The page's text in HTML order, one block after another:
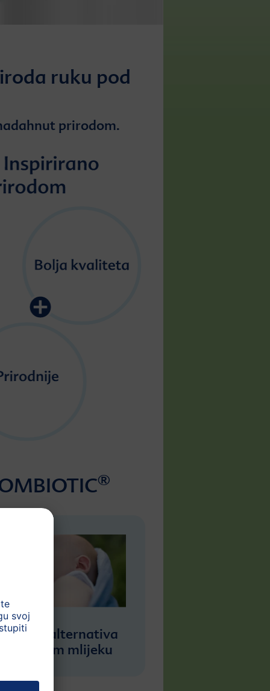
ruku pod
prirodom.
®
alternativa
majčinom mlijeku